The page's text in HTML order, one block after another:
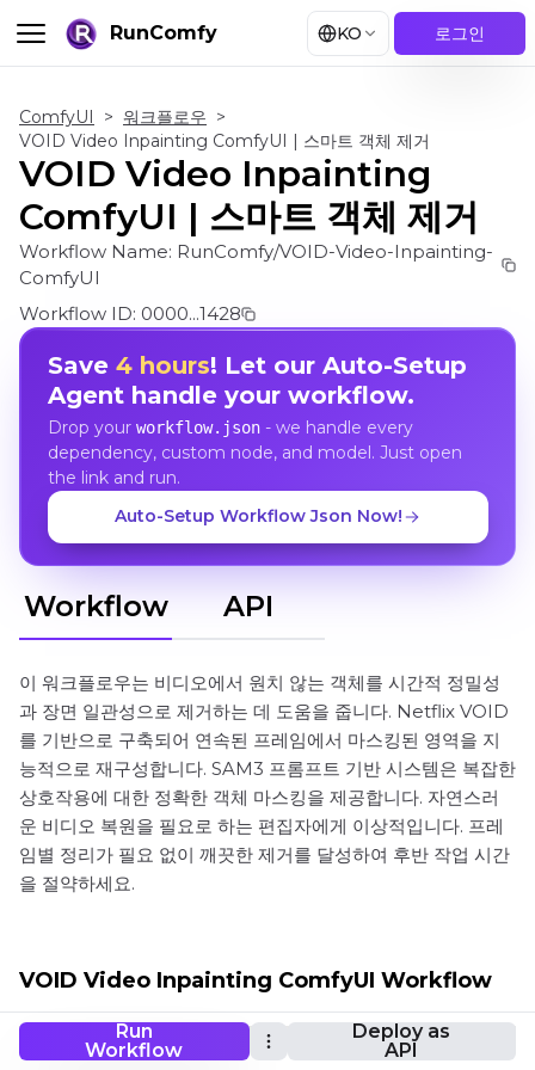
RunComfy KO 로그인
Run
Workflow
Deploy as
API
ComfyUI > 워크플로우 >
VOID Video Inpainting ComfyUI | 스마트 객체 제거
VOID Video Inpainting
ComfyUI | 스마트 객체 제거
Workflow Name: RunComfy/VOID-Video-Inpainting-
ComfyUI
Workflow ID: 0000...1428
Save 4 hours! Let our Auto-Setup
Agent handle your workflow.
Drop your workflow.json- we handle every
dependency, custom node, and model. Just open
the link and run.
Auto-Setup Workflow Json Now!
Workflow API
이 워크플로우는 비디오에서 원치 않는 객체를 시간적 정밀성
과 장면 일관성으로 제거하는 데 도움을 줍니다. Netflix VOID
를 기반으로 구축되어 연속된 프레임에서 마스킹된 영역을 지
능적으로 재구성합니다. SAM3 프롬프트 기반 시스템은 복잡한
상호작용에 대한 정확한 객체 마스킹을 제공합니다. 자연스러
운 비디오 복원을 필요로 하는 편집자에게 이상적입니다. 프레
임별 정리가 필요 없이 깨끗한 제거를 달성하여 후반 작업 시간
을 절약하세요.
VOID Video Inpainting ComfyUI Workflow